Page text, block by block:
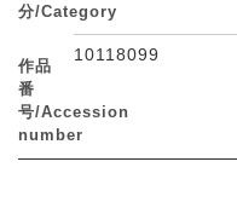
分/Category
作品
番
号/Accession
number
10118099